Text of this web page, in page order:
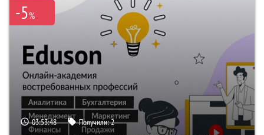
-5%
03:53:48 Получили:2